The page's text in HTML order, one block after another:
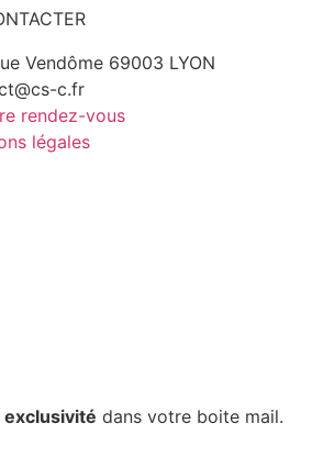
Vendôme 69003 LYON
c.fr
rendez-vous
légales
exclusivité dans votre boite mail.